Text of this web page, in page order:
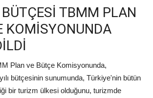
TBMM PLAN
KOMİSYONUNDA
Plan ve Bütçe Komisyonunda,
yılı bütçesinin sunumunda, Türkiye'nin bütün
bir turizm ülkesi olduğunu, turizmde